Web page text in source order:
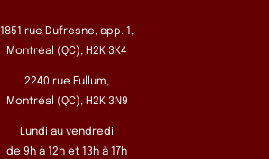
1851 rue Dufresne, app. 1,
Montréal (QC), H2K 3K4
2240 rue Fullum,
Montréal (QC), H2K 3N9
Lundi au vendredi
de 9h à 12h et 13h à 17h